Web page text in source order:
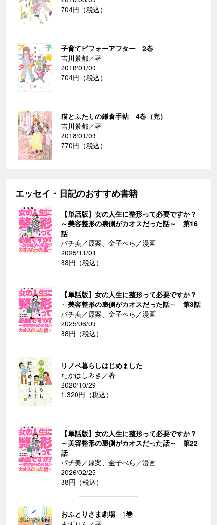
704円（税込）
子育てビフォーアフター 2巻
吉川景都／著
2018/01/09
704円（税込）
猫とふたりの鎌倉手帖 4巻（完）
吉川景都／著
2018/01/09
770円（税込）
エッセイ・日記のおすすめ書籍
【単話版】女の人生に整形って必要ですか？
～美容整形の裏側がカオスだった話～ 第16
話
パチ美／原案、金子べら／漫画
2025/11/08
88円（税込）
【単話版】女の人生に整形って必要ですか？
～美容整形の裏側がカオスだった話～ 第3話
パチ美／原案、金子べら／漫画
2025/06/09
88円（税込）
リノベ暮らしはじめました
たかはしみき／著
2020/10/29
1,320円（税込）
【単話版】女の人生に整形って必要ですか？
～美容整形の裏側がカオスだった話～ 第22
話
パチ美／原案、金子べら／漫画
2026/02/25
88円（税込）
おふとりさま劇場 1巻